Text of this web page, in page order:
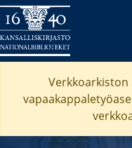
Verkkoarkiston